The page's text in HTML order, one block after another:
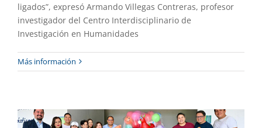
ligados”, expresó Armando Villegas Contreras, profesor
investigador del Centro Interdisciplinario de
Investigación en Humanidades
Más información
Entregó juguetes la Caravana de la
Alegría a infantes de la comunidad de